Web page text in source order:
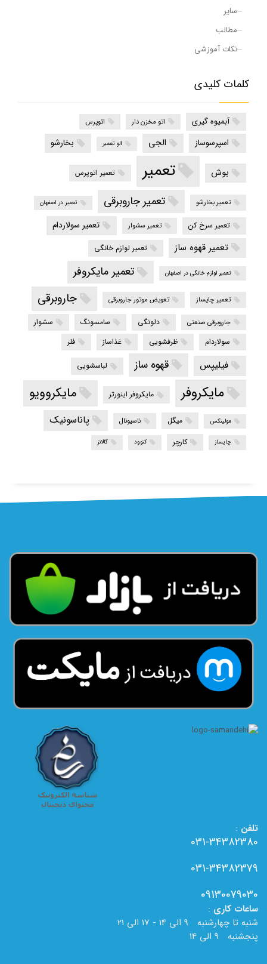
سایر
مطالب
نکات آموزشی
کلمات کلیدی
آبمیوه گیری اتو مخزن دار اتوپرس
اسپرسوساز الجی الو تعمیر بخارشو
بوش تعمیر تعمیر اتوپرس
تعمیر بخارشو تعمیر جاروبرقی تعمیر در اصفهان
تعمیر سرخ کن تعمیر سشوار تعمیر سولاردام
تعمیر قهوه ساز تعمیر لوازم خانگی
تعمیر لوازم خانگی در اصفهان تعمیر مایکروفر
تعمیر چایساز تعویض موتور جاروبرقی جاروبرقی
جاروبرقی صنعتی دلونگی سامسونگ
سشوار
سولاردام
ظرفشویی غذاساز فلر
فیلیپس قهوه ساز لباسشویی
مایکروفر مایکروفر اینورتر مایکروویو
مولینکس میگل ناسیونال پاناسونیک
چایساز کارچر کنوود گالانز
تلفن :
031-34382380
031-34382379
09130079030
ساعات کاری :
شنبه تا چهارشنبه 9 الی 14 - 17 الی 21
پنجشنبه 9 الی 14